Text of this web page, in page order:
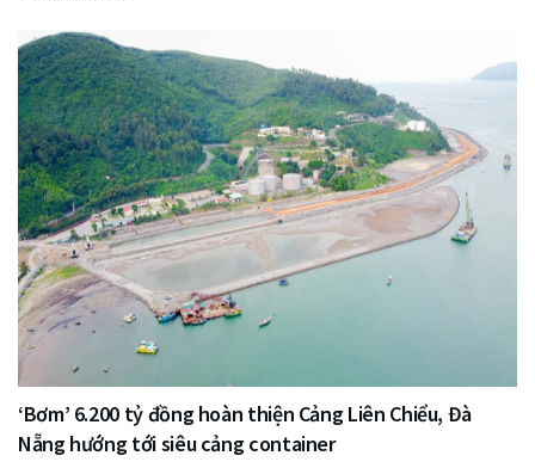
‘Bơm’ 6.200 tỷ đồng hoàn thiện Cảng Liên Chiểu, Đà
Nẵng hướng tới siêu cảng container